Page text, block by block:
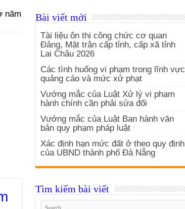
năm
Bài viết mới
Tài liệu ôn thi công chức cơ quan
Đảng, Mặt trận cấp tỉnh, cấp xã tỉnh
Lai Châu 2026
Các tình huống vi phạm trong lĩnh vực
quảng cáo và mức xử phạt
Vướng mắc của Luật Xử lý vi phạm
hành chính cần phải sửa đổi
Vướng mắc của Luật Ban hành văn
bản quy phạm pháp luật
Xác định hạn mức đất ở theo quy định
của UBND thành phố Đà Nẵng
Tìm kiếm bài viết